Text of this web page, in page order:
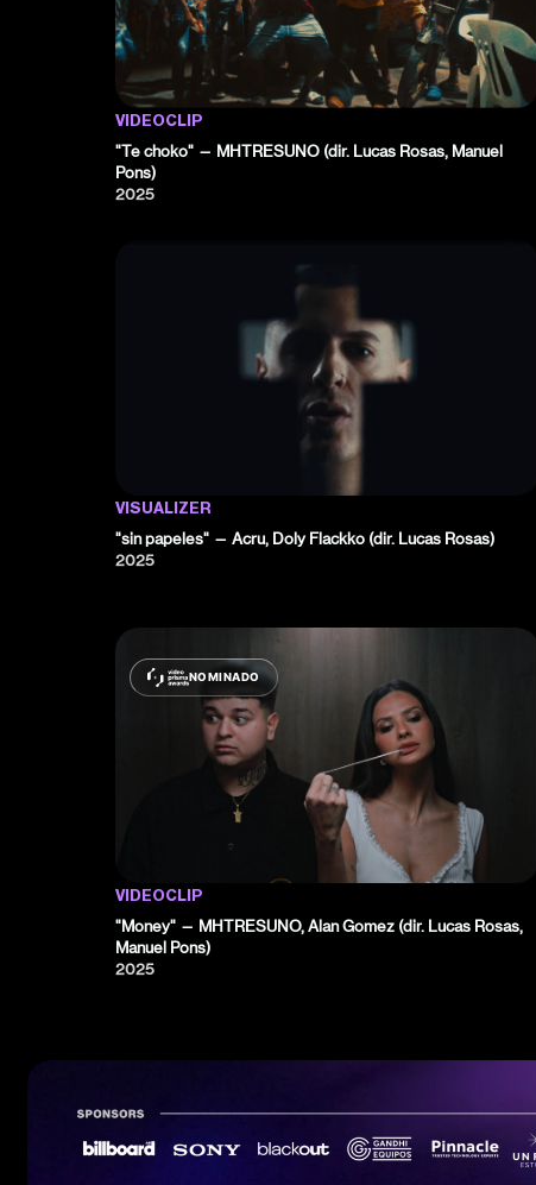
VIDEOCLIP
"Te choko" — MHTRESUNO (dir. Lucas Rosas, Manuel
Pons)
2025
VISUALIZER
"sin papeles" — Acru, Doly Flackko (dir. Lucas Rosas)
2025
NOMINADO
VIDEOCLIP
"Money" — MHTRESUNO, Alan Gomez (dir. Lucas Rosas,
Manuel Pons)
2025